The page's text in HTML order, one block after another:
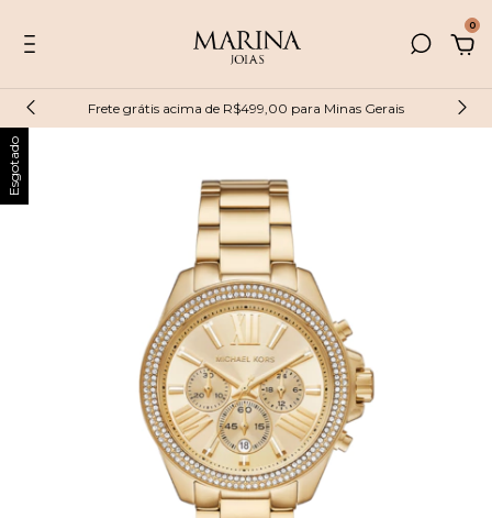
0
Frete grátis acima de R$499,00 para Minas Gerais
Esgotado